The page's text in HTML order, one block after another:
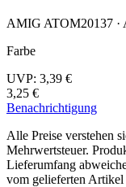
AMIG ATOM20137 ·
Farbe
UVP: 3,39 €
3,25 €
Benachrichtigung
Alle Preise verstehen
Mehrwertsteuer.
Lieferumfang
vom gelieferten